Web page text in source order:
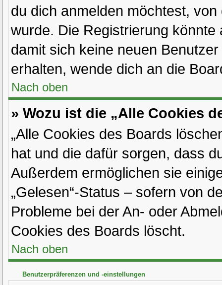
du dich anmelden möchtest,
wurde. Die Registrierung
damit sich keine neuen
erhalten, wende dich an die
Nach oben
» Wozu ist die „Alle Cookies
„Alle Cookies des Boards
hat und die dafür sorgen, dass
Außerdem ermöglichen sie
„Gelesen“-Status – sofern von
Probleme bei der An- oder
Cookies des Boards löscht.
Nach oben
Benutzerpräferenzen und -einstellungen